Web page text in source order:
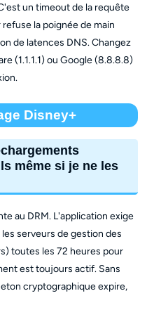
un timeout de la requête
la poignée de main
de latences DNS. Changez
(1.1.1.1) ou Google (8.8.8.8)
Disney+
même si je ne les
au DRM. L'application exige
serveurs de gestion des
toutes les 72 heures pour
est toujours actif. Sans
cryptographique expire,